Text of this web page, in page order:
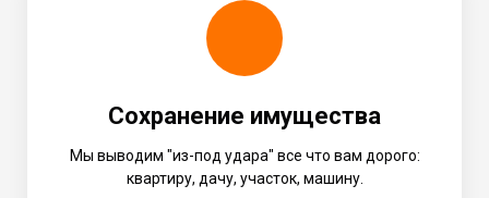
Сохранение имущества
Мы выводим "из-под удара" все что вам дорого:
квартиру, дачу, участок, машину.